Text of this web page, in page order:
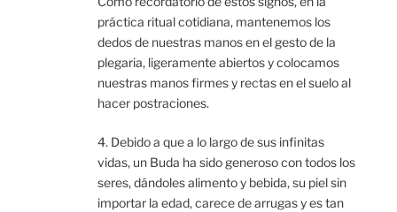
práctica ritual cotidiana, mantenemos los
dedos de nuestras manos en el gesto de la
plegaria, ligeramente abiertos y colocamos
nuestras manos firmes y rectas en el suelo al
hacer postraciones.
4. Debido a que a lo largo de sus infinitas
vidas, un Buda ha sido generoso con todos los
seres, dándoles alimento y bebida, su piel sin
importar la edad, carece de arrugas y es tan